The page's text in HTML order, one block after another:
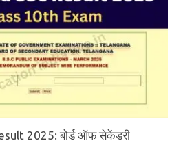
2025: बोर्ड ऑफ सेकेंडरी